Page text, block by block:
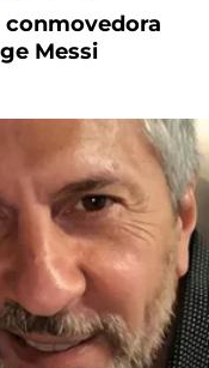
conmovedora
Messi